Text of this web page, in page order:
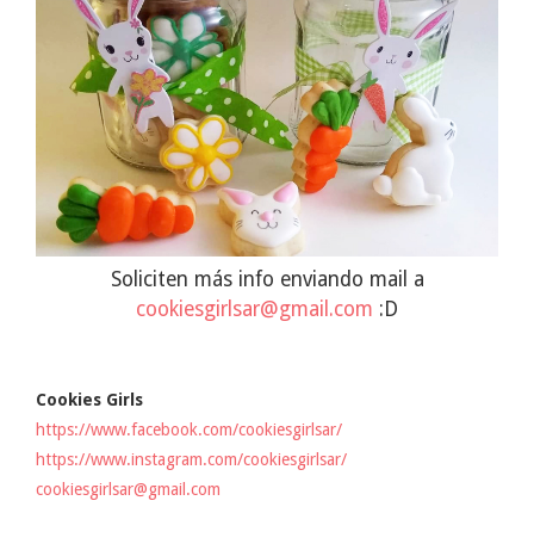
Soliciten más info enviando mail a
cookiesgirlsar@gmail.com :D
Cookies Girls
https://www.facebook.com/cookiesgirlsar/
https://www.instagram.com/cookiesgirlsar/
cookiesgirlsar@gmail.com